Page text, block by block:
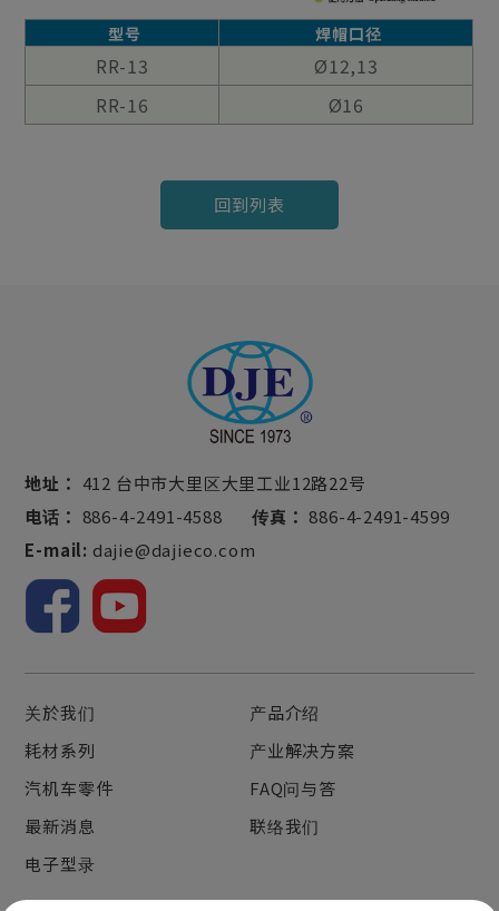
型号 焊帽口径
RR-13
Ø12,13
RR-16
Ø16
回到列表
地址： 412 台中市大里区大里工业12路22号
电话： 886-4-2491-4588 传真： 886-4-2491-4599
E-mail: dajie@dajieco.com
关於我们
产品介绍
耗材系列
产业解决方案
汽机车零件
FAQ问与答
最新消息
联络我们
电子型录